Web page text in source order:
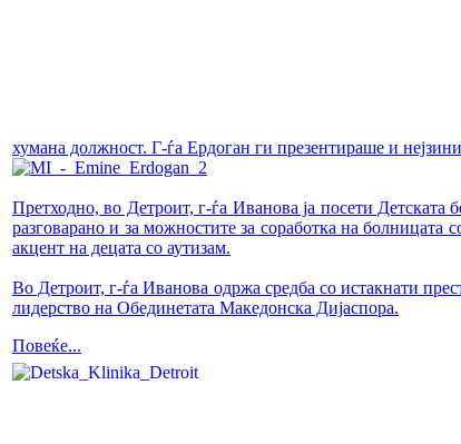
хумана должност. Г-ѓа Ердоган ги презентираше и
Претходно, во Детроит, г-ѓа Иванова ја посети Детската
разговарано и за можностите за соработка на болницата
акцент на децата со аутизам.
Во Детроит, г-ѓа Иванова одржа средба со истакнати
лидерство на Обединетата Македонска Дијаспора.
Повеќе...